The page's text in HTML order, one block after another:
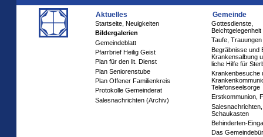
Aktuelles
Startseite, Neuigkeiten
Bildergalerien
Gemeindeblatt
Pfarrbrief Heilig Geist
Plan für den lit. Dienst
Plan Seniorenstube
Plan Offener Familienkreis
Protokolle Gemeinderat
Salesnachrichten (Archiv)
Gemeinde
Gottesdienste,
Beichtgelegenheit
Taufe, Trauungen
Begräbnisse und
Krankensalbung
liche Hilfe für
Krankenbesuche
Telefonseelsorge
Erstkommunion,
Salesnachrichten,
Schaukasten
Behinderten-
Das